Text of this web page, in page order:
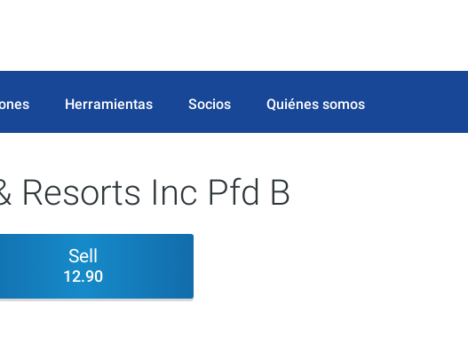
Herramientas Socios Quiénes somos
Resorts Inc Pfd B
Sell
12.90